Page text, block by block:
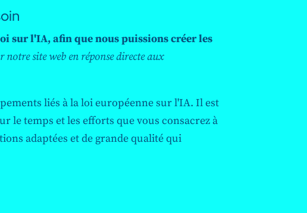
sur l'IA, afin que nous puissions créer les
notre site web en réponse directe aux
liés à la loi européenne sur l'IA. Il est
le temps et les efforts que vous consacrez à
adaptées et de grande qualité qui